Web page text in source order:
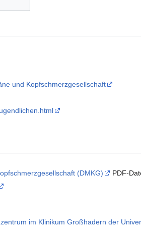
und Kopfschmerzgesellschaft
(DMKG)
PDF-
im Klinikum Großhadern der